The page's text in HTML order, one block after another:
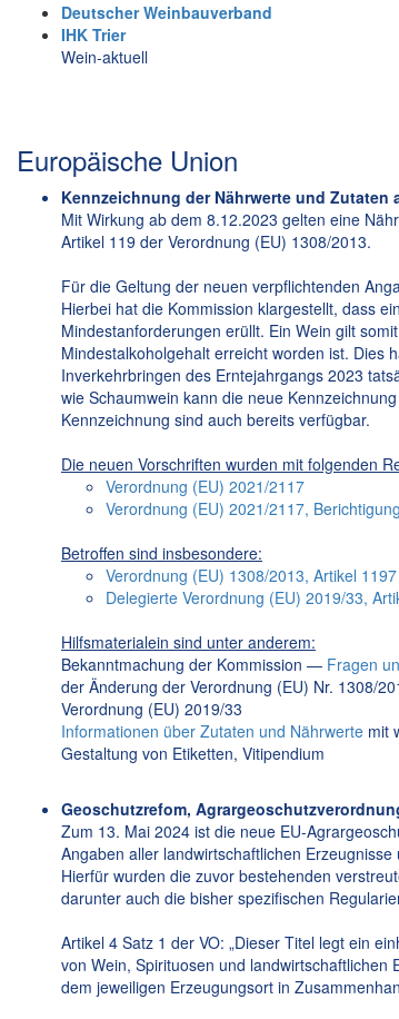
Deutscher Weinbauverband
IHK Trier
Wein-aktuell
Europäische Union
Kennzeichnung der Nährwerte und Zutaten
Mit Wirkung ab dem 8.12.2023 gelten eine
Artikel 119 der Verordnung (EU) 1308/2013.
Für die Geltung der neuen verpflichtenden
Hierbei hat die Kommission klargestellt, dass
Mindestanforderungen erüllt. Ein Wein gilt
Mindestalkoholgehalt erreicht worden ist. Dies
Inverkehrbringen des Erntejahrgangs 2023
wie Schaumwein kann die neue
Kennzeichnung sind auch bereits verfügbar.
Die neuen Vorschriften wurden mit folgenden
Verordnung (EU) 2021/2117
Verordnung (EU) 2021/2117, Berichtigung
Betroffen sind insbesondere:
Verordnung (EU) 1308/2013, Artikel 1197
Delegierte Verordnung (EU) 2019/33,
Hilfsmaterialein sind unter anderem:
Bekanntmachung der Kommission — Fragen
der Änderung der Verordnung (EU) Nr. 1308/
Verordnung (EU) 2019/33
Informationen über Zutaten und Nährwerte mit
Gestaltung von Etiketten, Vitipendium
Geoschutzrefom,
Zum 13. Mai 2024 ist die neue EU-
Angaben aller landwirtschaftlichen
Hierfür wurden die zuvor bestehenden
darunter auch die bisher spezifischen
Artikel 4 Satz 1 der VO: „Dieser Titel legt ein
von Wein, Spirituosen und
dem jeweiligen Erzeugungsort in